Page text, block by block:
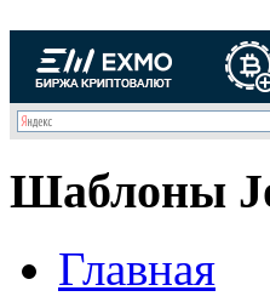
Шаблоны
Главная